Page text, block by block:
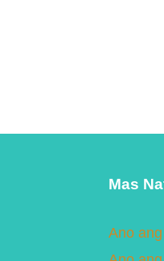
Mas
Ano